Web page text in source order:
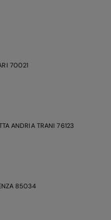
70021
ANDRIA TRANI 76123
85034